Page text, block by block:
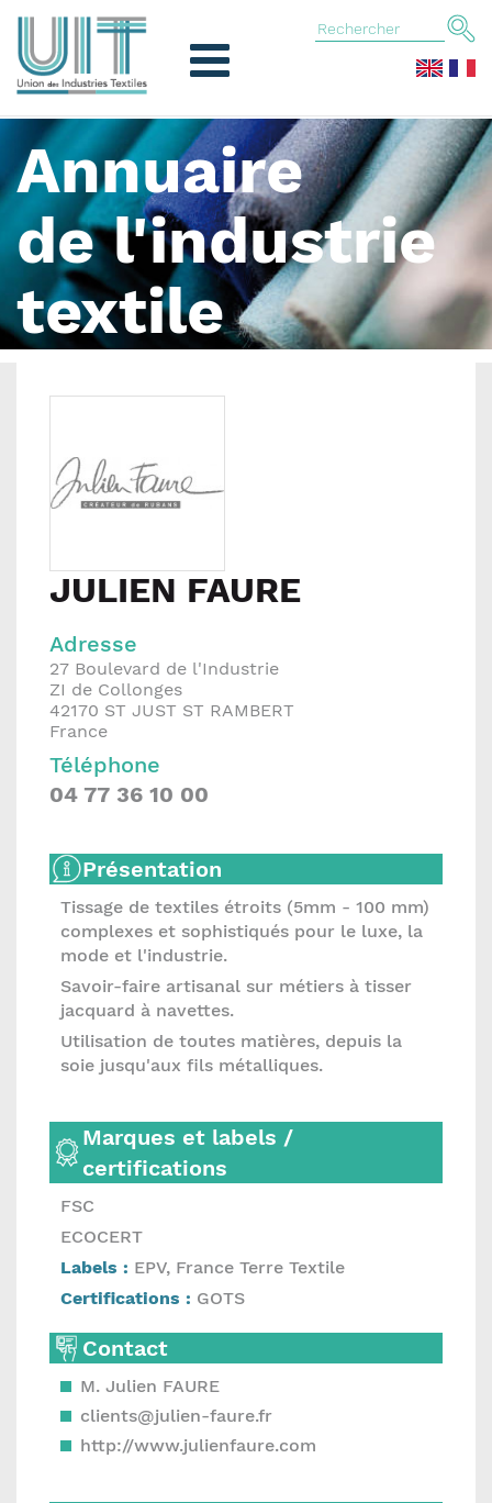
Annuaire
de l'industrie
textile
JULIEN FAURE
Adresse
27 Boulevard de l'Industrie
ZI de Collonges
42170 ST JUST ST RAMBERT
France
Téléphone
04 77 36 10 00
Présentation
Tissage de textiles étroits (5mm - 100 mm)
complexes et sophistiqués pour le luxe, la
mode et l'industrie.
Savoir-faire artisanal sur métiers à tisser
jacquard à navettes.
Utilisation de toutes matières, depuis la
soie jusqu'aux fils métalliques.
Marques et labels /
certifications
FSC
ECOCERT
Labels : EPV, France Terre Textile
Certifications : GOTS
Contact
M. Julien FAURE
clients@julien-faure.fr
http://www.julienfaure.com